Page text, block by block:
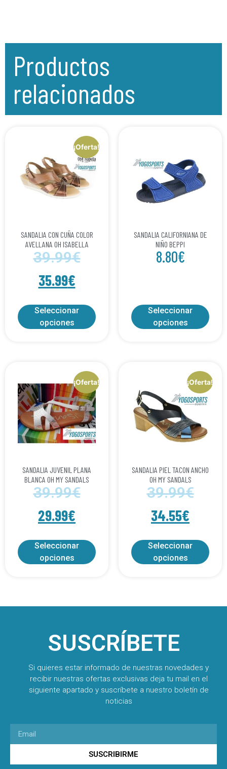
Productos
relacionados
¡Oferta!
SANDALIA CON CUÑA COLOR
AVELLANA OH ISABELLA
39.99€
35.99€
Seleccionar
opciones
SANDALIA CALIFORNIANA DE
NIÑO BEPPI
8.80€
Seleccionar
opciones
¡Oferta!
SANDALIA JUVENIL PLANA
BLANCA OH MY SANDALS
39.99€
29.99€
Seleccionar
opciones
¡Oferta!
SANDALIA PIEL TACON ANCHO
OH MY SANDALS
39.99€
34.55€
Seleccionar
opciones
SUSCRÍBETE
Si quieres estar informado de nuestras novedades y
recibir nuestras ofertas exclusivas deja tu mail en el
siguiente apartado y suscríbete a nuestro boletín de
noticias
SUSCRIBIRME